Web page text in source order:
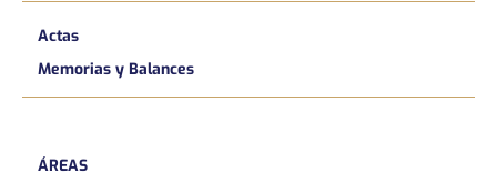
Actas
Memorias y Balances
ÁREAS